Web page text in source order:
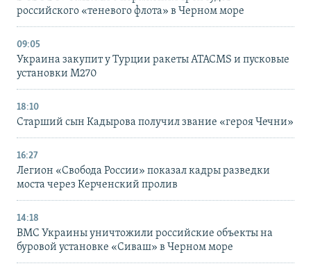
российского «теневого флота» в Черном море
09:05
Украина закупит у Турции ракеты ATACMS и пусковые
установки M270
18:10
Старший сын Кадырова получил звание «героя Чечни»
16:27
Легион «Свобода России» показал кадры разведки
моста через Керченский пролив
14:18
ВМС Украины уничтожили российские объекты на
буровой установке «Сиваш» в Черном море